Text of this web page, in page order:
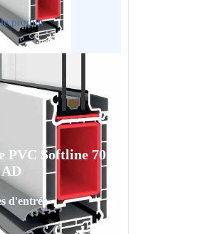
produit
PVC Softline 70
AD
d'entrée